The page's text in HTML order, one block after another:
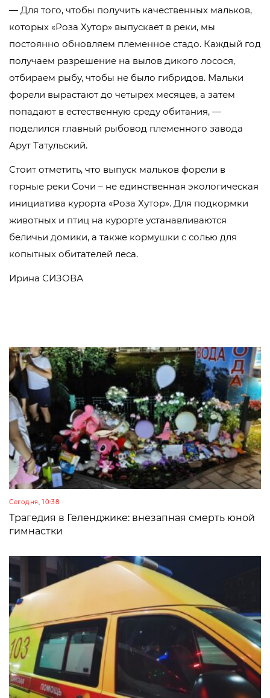
— Для того, чтобы получить качественных мальков,
которых «Роза Хутор» выпускает в реки, мы
постоянно обновляем племенное стадо. Каждый год
получаем разрешение на вылов дикого лосося,
отбираем рыбу, чтобы не было гибридов. Мальки
форели вырастают до четырех месяцев, а затем
попадают в естественную среду обитания, —
поделился главный рыбовод племенного завода
Арут Татульский.
Стоит отметить, что выпуск мальков форели в
горные реки Сочи – не единственная экологическая
инициатива курорта «Роза Хутор». Для подкормки
животных и птиц на курорте устанавливаются
беличьи домики, а также кормушки с солью для
копытных обитателей леса.
Ирина СИЗОВА
Сегодня, 10:38
Трагедия в Геленджике: внезапная смерть юной
гимнастки